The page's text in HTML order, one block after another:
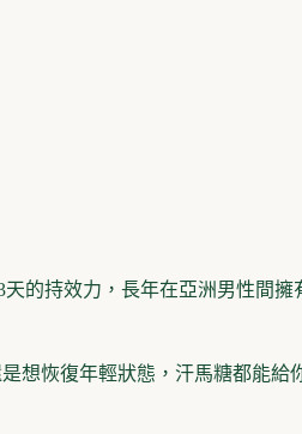
的持效力，長年在亞洲男性間
想恢復年輕狀態，汗馬糖都能給